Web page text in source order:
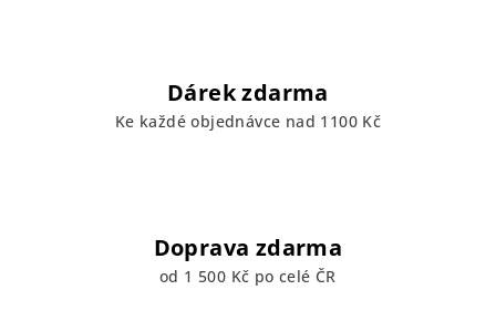
Dárek zdarma
Ke každé objednávce nad 1100 Kč
Doprava zdarma
od 1 500 Kč po celé ČR